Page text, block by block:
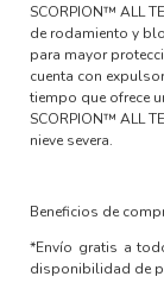
SCORPION™ ALL
de rodamiento y
para mayor
cuenta con
tiempo que ofrece
SCORPION™ ALL
nieve severa.
Beneficios de
*Envío gratis a
disponibilidad de